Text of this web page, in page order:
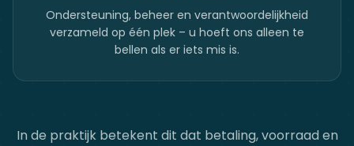
Ondersteuning, beheer en verantwoordelijkheid
verzameld op één plek – u hoeft ons alleen te
bellen als er iets mis is.
In de praktijk betekent dit dat betaling, voorraad en